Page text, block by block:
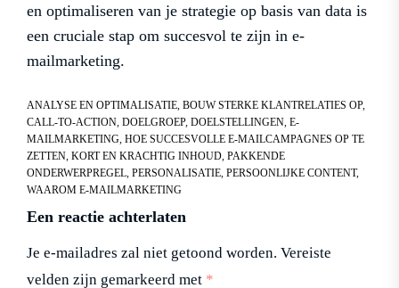
en optimaliseren van je strategie op basis van data is
een cruciale stap om succesvol te zijn in e-
mailmarketing.
ANALYSE EN OPTIMALISATIE, BOUW STERKE KLANTRELATIES OP,
CALL-TO-ACTION, DOELGROEP, DOELSTELLINGEN, E-
MAILMARKETING, HOE SUCCESVOLLE E-MAILCAMPAGNES OP TE
ZETTEN, KORT EN KRACHTIG INHOUD, PAKKENDE
ONDERWERPREGEL, PERSONALISATIE, PERSOONLIJKE CONTENT,
WAAROM E-MAILMARKETING
Een reactie achterlaten
Je e-mailadres zal niet getoond worden. Vereiste
velden zijn gemarkeerd met *